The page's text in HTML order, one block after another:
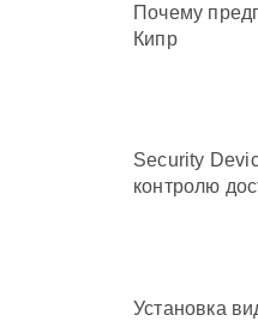
Почему
Кипр
Security
контролю
Установка